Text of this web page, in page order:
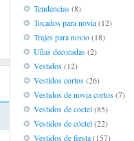
Tendencias(8)
Tocados para novia(12)
Trajes para novio(18)
Uñas decoradas(2)
Vestidos(12)
Vestidos cortos(26)
Vestidos de novia cortos(7)
Vestidos de coctel(85)
Vestidos de cóctel(22)
Vestidos de fiesta(157)